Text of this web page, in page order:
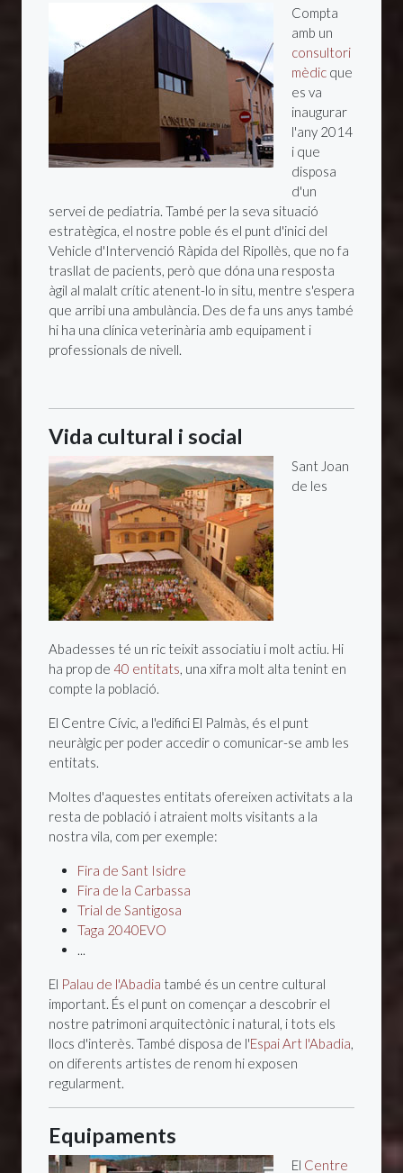
Compta
amb un
consultori
mèdic que
es va
inaugurar
l'any 2014
i que
disposa
d'un
servei de pediatria. També per la seva situació
estratègica, el nostre poble és el punt d'inici del
Vehicle d'Intervenció Ràpida del Ripollès, que no fa
trasllat de pacients, però que dóna una resposta
àgil al malalt crític atenent-lo in situ, mentre s'espera
que arribi una ambulància. Des de fa uns anys també
hi ha una clínica veterinària amb equipament i
professionals de nivell.
Vida cultural i social
Sant Joan
de les
Abadesses té un ric teixit associatiu i molt actiu. Hi
ha prop de 40 entitats, una xifra molt alta tenint en
compte la població.
El Centre Cívic, a l'edifici El Palmàs, és el punt
neuràlgic per poder accedir o comunicar-se amb les
entitats.
Moltes d'aquestes entitats ofereixen activitats a la
resta de població i atraient molts visitants a la
nostra vila, com per exemple:
Fira de Sant Isidre
Fira de la Carbassa
Trial de Santigosa
Taga 2040EVO
...
El Palau de l'Abadia també és un centre cultural
important. És el punt on començar a descobrir el
nostre patrimoni arquitectònic i natural, i tots els
llocs d'interès. També disposa de l'Espai Art l'Abadia,
on diferents artistes de renom hi exposen
regularment.
Equipaments
El Centre